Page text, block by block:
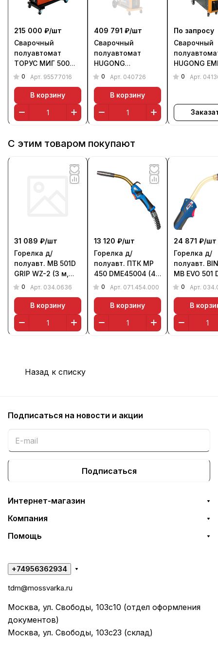
215 000 ₽/шт
Сварочный
полуавтомат
ТОРУС МИГ 500
PRO (380 В)
0 Арт. 95577016
В корзину
409 791 ₽/шт
Сварочный
полуавтомат
HUGONG
SUPERMATRIX 500S
тележки, горелки
и шланг-пакета)
0 Арт. 040726
В корзину
По запросу
Сварочный
HUGONG
500S III
0 Арт.
С этим товаром покупают
31 089 ₽/шт
Горелка д/
полуавт. MB 501D
GRIP WZ-2 (3 м,
вода)
0 Арт. 034.0636
В корзину
13 120 ₽/шт
Горелка д/
полуавт. ПТК MP
450 DME45004 (4
м, возд.)
0 Арт. 071.454.000
В корзину
24 871 ₽/шт
Горелка д/
полуавт.
MB EVO 501
А, 3 м)
0 Арт.
В
Назад к списку
Подписаться на новости и акции
Подписаться
Интернет-магазин
Компания
Помощь
+74956362934
tdm@mossvarka.ru
Москва, ул. Свободы, 103с10 (отдел оформления
документов)
Москва, ул. Свободы, 103с23 (склад)